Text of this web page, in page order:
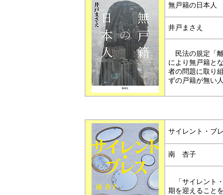
無戸籍の日本人
井戸まさえ
民法の規定「
により無戸籍と
者の問題に取り
ずの戸籍が無い
サイレント・ブ
南 杏子
「サイレント
期を迎えること